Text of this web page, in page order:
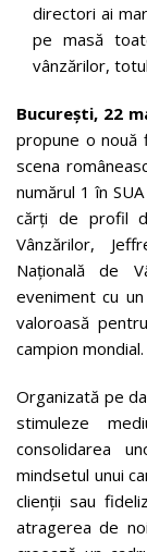
directori ai
pe masă
vânzărilor,
București, 22
propune o nouă
scena
numărul 1 în
cărți de profil
Vânzărilor,
Națională de
eveniment cu
valoroasă
campion mondial.
Organizată pe
stimuleze
consolidarea
mindsetul unui
clienții sau
atragerea de